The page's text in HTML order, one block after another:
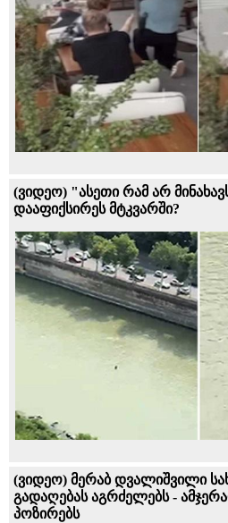
(ვიდეო) "ასეთი რამ არ
დააფიქსირეს მტკვარში?
(ვიდეო) მერაბ დვალიშვილი
გადაღებას აგრძელებს -
პოზირებს